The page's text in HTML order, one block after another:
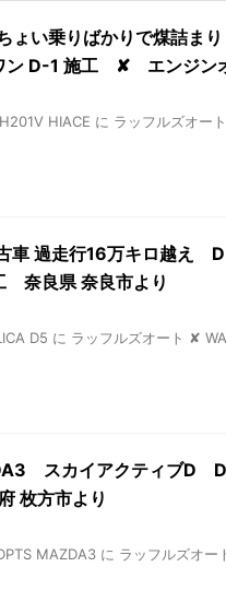
ょい乗りばかりで煤詰ま
D-1 施工 ✘ エンジン
HIACE に ラッフルズオ
過走行16万キロ越え
良県 奈良市より
D5 に ラッフルズオート ✘
スカイアクティブD
枚方市より
MAZDA3 に ラッフルズオ